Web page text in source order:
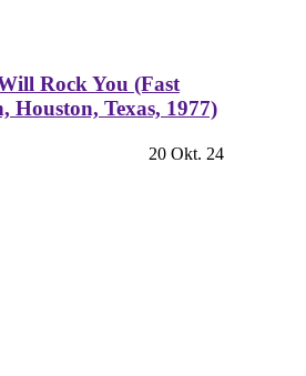
Rock You (Fast
Houston, Texas, 1977)
20 Okt. 24